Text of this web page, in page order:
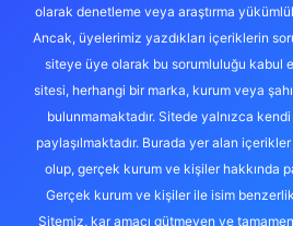
olarak denetleme veya araştırma
Ancak, üyelerimiz yazdıkları içeriklerin
siteye üye olarak bu sorumluluğu kabul
sitesi, herhangi bir marka, kurum veya
bulunmamaktadır. Sitede yalnızca kendi
paylaşılmaktadır. Burada yer alan
olup, gerçek kurum ve kişiler hakkında
Gerçek kurum ve kişiler ile isim
Sitemiz, kar amacı gütmeyen ve